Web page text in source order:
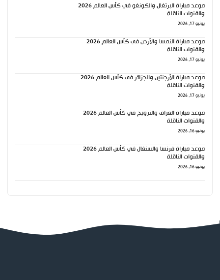
موعد مباراة البرتغال والكونغو في كأس العالم 2026
والقنوات الناقلة
يونيو 17, 2026
موعد مباراة النمسا والأردن في كأس العالم 2026
والقنوات الناقلة
يونيو 17, 2026
موعد مباراة الأرجنتين والجزائر في كأس العالم 2026
والقنوات الناقلة
يونيو 17, 2026
موعد مباراة العراق والنرويج في كأس العالم 2026
والقنوات الناقلة
يونيو 16, 2026
موعد مباراة فرنسا والسنغال في كأس العالم 2026
والقنوات الناقلة
يونيو 16, 2026